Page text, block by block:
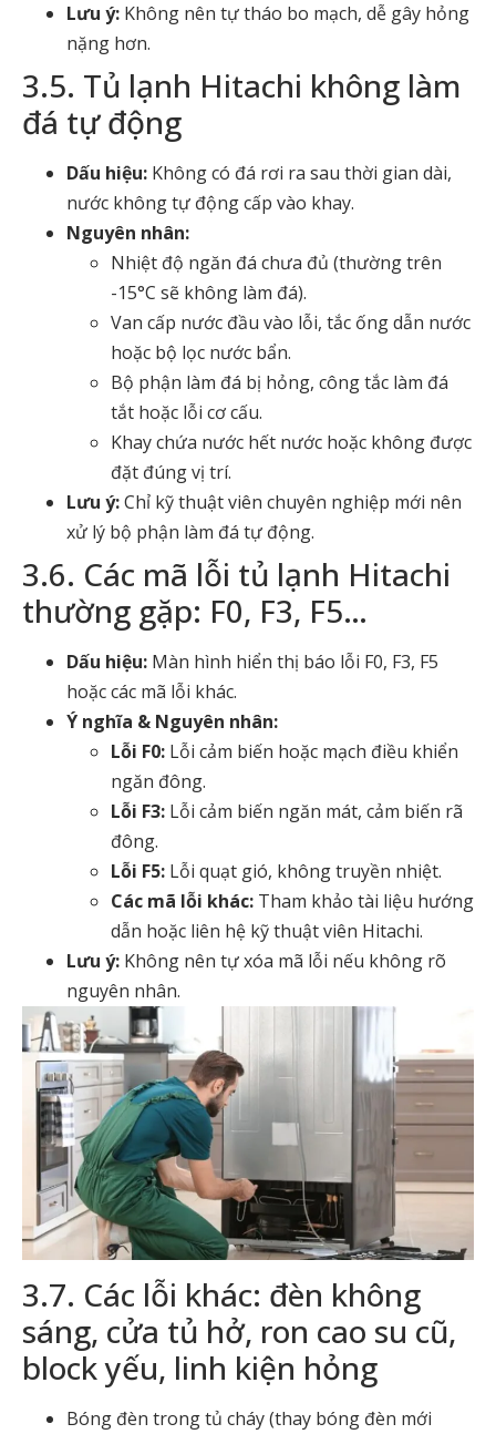
Lưu ý: Không nên tự tháo bo mạch, dễ gây hỏng
nặng hơn.
3.5. Tủ lạnh Hitachi không làm
đá tự động
Dấu hiệu: Không có đá rơi ra sau thời gian dài,
nước không tự động cấp vào khay.
Nguyên nhân:
Nhiệt độ ngăn đá chưa đủ (thường trên
-15°C sẽ không làm đá).
Van cấp nước đầu vào lỗi, tắc ống dẫn nước
hoặc bộ lọc nước bẩn.
Bộ phận làm đá bị hỏng, công tắc làm đá
tắt hoặc lỗi cơ cấu.
Khay chứa nước hết nước hoặc không được
đặt đúng vị trí.
Lưu ý:Chỉ kỹ thuật viên chuyên nghiệp mới nên
xử lý bộ phận làm đá tự động.
3.6. Các mã lỗi tủ lạnh Hitachi
thường gặp: F0, F3, F5…
Dấu hiệu: Màn hình hiển thị báo lỗi F0, F3, F5
hoặc các mã lỗi khác.
Ý nghĩa & Nguyên nhân:
Lỗi F0: Lỗi cảm biến hoặc mạch điều khiển
ngăn đông.
Lỗi F3: Lỗi cảm biến ngăn mát, cảm biến rã
đông.
Lỗi F5: Lỗi quạt gió, không truyền nhiệt.
Các mã lỗi khác: Tham khảo tài liệu hướng
dẫn hoặc liên hệ kỹ thuật viên Hitachi.
Lưu ý: Không nên tự xóa mã lỗi nếu không rõ
nguyên nhân.
3.7. Các lỗi khác: đèn không
sáng, cửa tủ hở, ron cao su cũ,
block yếu, linh kiện hỏng
Bóng đèn trong tủ cháy (thay bóng đèn mới